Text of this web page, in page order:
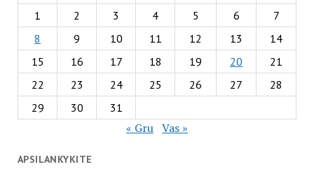
1
2 3 4 5 6
7
8
9 10 11 12 13
14
15
16 17 18 19 20
21
22
23 24 25 26 27
28
29
30 31
« Gru Vas »
APSILANKYKITE